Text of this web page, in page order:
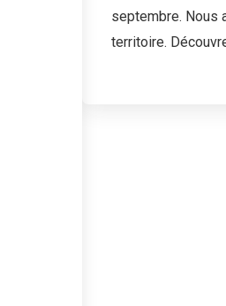
septembre. Nous
territoire.